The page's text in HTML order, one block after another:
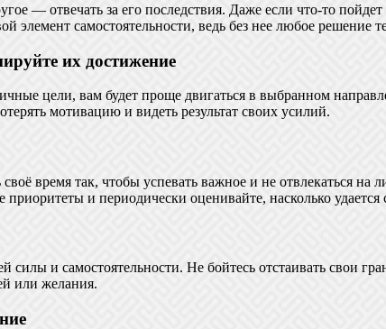
— отвечать за его последствия. Даже если что-то
элемент самостоятельности, ведь без нее любое решение
их достижение
цели, вам будет проще двигаться в выбранном
мотивацию и видеть результат своих усилий.
время так, чтобы успевать важное и не отвлекаться
и периодически оценивайте, насколько удается
силы и самостоятельности. Не бойтесь отстаивать свои
или желания.